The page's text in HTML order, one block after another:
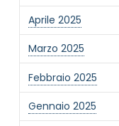
Aprile 2025
Marzo 2025
Febbraio 2025
Gennaio 2025